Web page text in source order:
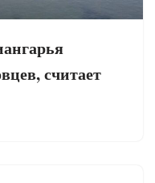
считает